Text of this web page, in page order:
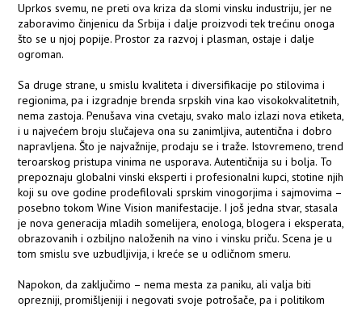
Uprkos svemu, ne preti ova kriza da slomi vinsku industriju, jer ne
zaboravimo činjenicu da Srbija i dalje proizvodi tek trećinu onoga
što se u njoj popije. Prostor za razvoj i plasman, ostaje i dalje
ogroman.
Sa druge strane, u smislu kvaliteta i diversifikacije po stilovima i
regionima, pa i izgradnje brenda srpskih vina kao visokokvalitetnih,
nema zastoja. Penušava vina cvetaju, svako malo izlazi nova etiketa,
i u najvećem broju slučajeva ona su zanimljiva, autentična i dobro
napravljena. Što je najvažnije, prodaju se i traže. Istovremeno, trend
teroarskog pristupa vinima ne usporava. Autentičnija su i bolja. To
prepoznaju globalni vinski eksperti i profesionalni kupci, stotine njih
koji su ove godine prodefilovali sprskim vinogorjima i sajmovima –
posebno tokom Wine Vision manifestacije. I još jedna stvar, stasala
je nova generacija mladih somelijera, enologa, blogera i eksperata,
obrazovanih i ozbiljno naloženih na vino i vinsku priču. Scena je u
tom smislu sve uzbudljivija, i kreće se u odličnom smeru.
Napokon, da zaključimo – nema mesta za paniku, ali valja biti
oprezniji, promišljeniji i negovati svoje potrošače, pa i politikom